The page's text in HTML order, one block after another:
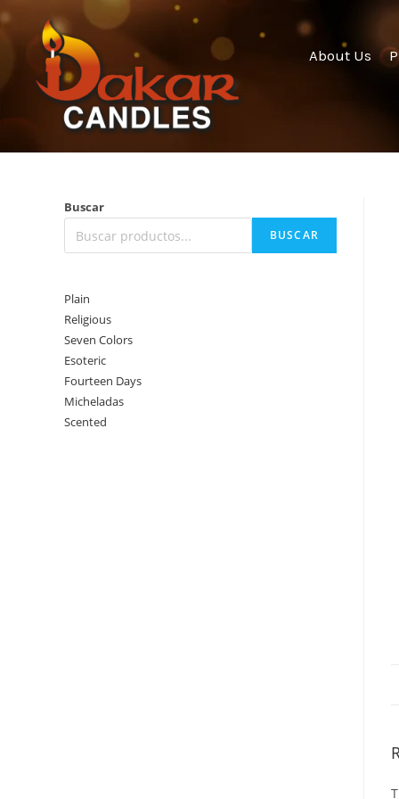
About Us
Buscar
BUSCAR
Plain
Religious
Seven Colors
Esoteric
Fourteen Days
Micheladas
Scented